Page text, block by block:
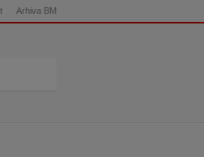
Arhiva BM